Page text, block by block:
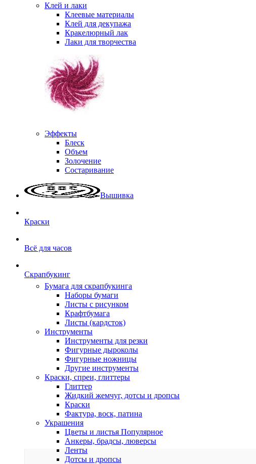
Клей и лаки
Клеевые материалы
Клей для декупажа
Кракелюрный лак
Лаки для творчества
Эффекты
Блеск
Объем
Золочение
Состаривание
Вышивка
Краски
Всё для часов
Скрапбукинг
Бумага для скрапбукинга
Наборы бумаги
Листы с рисунком
Крафтбумага
Листы (кардсток)
Инструменты
Инструменты для резки
Фигурные дыроколы
Фигурные ножницы
Другие инструменты
Краски, спреи, глиттеры
Глиттер
Жидкий жемчуг, дотсы и дропсы
Краски
Фактура, воск, патина
Украшения
Цветы и листья Популярное
Анкеры, брадсы, люверсы
Ленты
Дотсы и дропсы